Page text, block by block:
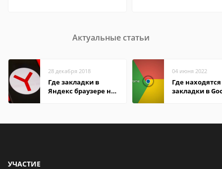
Актуальные статьи
28 декабря 2018
Где закладки в
Яндекс браузере на
04 июня 2022
Где находятся
закладки в
УЧАСТИЕ